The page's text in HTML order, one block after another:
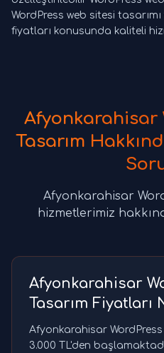
WordPress web sitesi
fiyatları konusunda kaliteli
Afyonkarahisar
Tasarım
Afyonkarahisar
hizmetlerimiz
Afyonkarahisar
Tasarım Fiyatları
Afyonkarahisar
3.000 TL'den